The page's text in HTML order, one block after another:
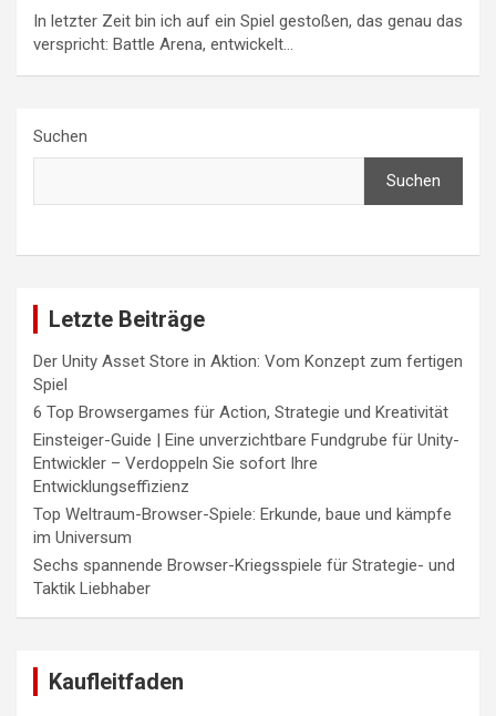
In letzter Zeit bin ich auf ein Spiel gestoßen, das genau das
verspricht: Battle Arena, entwickelt…
Suchen
Suchen
Letzte Beiträge
Der Unity Asset Store in Aktion: Vom Konzept zum fertigen
Spiel
6 Top Browsergames für Action, Strategie und Kreativität
Einsteiger-Guide | Eine unverzichtbare Fundgrube für Unity-
Entwickler – Verdoppeln Sie sofort Ihre
Entwicklungseffizienz
Top Weltraum-Browser-Spiele: Erkunde, baue und kämpfe
im Universum
Sechs spannende Browser-Kriegsspiele für Strategie- und
Taktik Liebhaber
Kaufleitfaden